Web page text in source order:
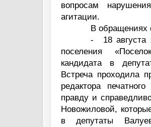
вопросам
агитации.
В обращениях
-
18
поселения
кандидата в
Встреча проходила
редактора
правду и
Новожиловой,
в депутаты